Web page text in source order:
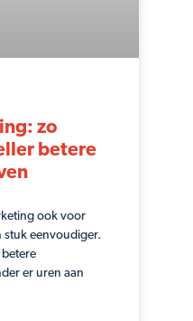
zo
betere
ook voor
stuk eenvoudiger.
er uren aan